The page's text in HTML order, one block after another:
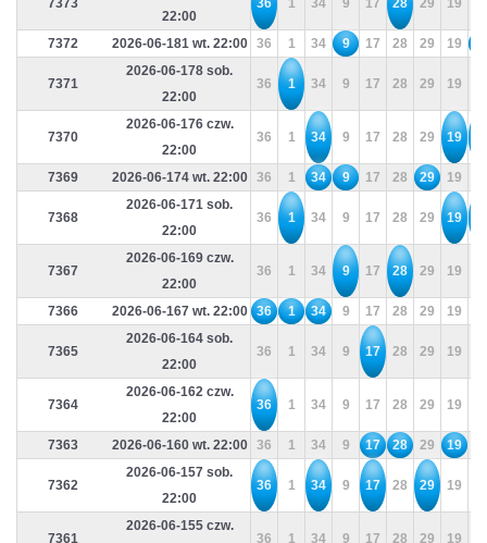
7373
22:00
36 1 34 9 17 28 29 19
7372 2026-06-181 wt. 22:00 36 1 34 9 17 28 29 19
7371
2026-06-178 sob.
22:00
36 1 34 9 17 28 29 19
7370
2026-06-176 czw.
22:00
36 1 34 9 17 28 29 19
7369 2026-06-174 wt. 22:00 36 1 34 9 17 28 29 19
7368
2026-06-171 sob.
22:00
36 1 34 9 17 28 29 19
7367
2026-06-169 czw.
22:00
36 1 34 9 17 28 29 19
7366 2026-06-167 wt. 22:00 36 1 34 9 17 28 29 19
7365
2026-06-164 sob.
22:00
36 1 34 9 17 28 29 19
7364
2026-06-162 czw.
22:00
36 1 34 9 17 28 29 19
7363 2026-06-160 wt. 22:00 36 1 34 9 17 28 29 19
7362
2026-06-157 sob.
22:00
36 1 34 9 17 28 29 19
7361
2026-06-155 czw.
36 1 34 9 17 28 29 19